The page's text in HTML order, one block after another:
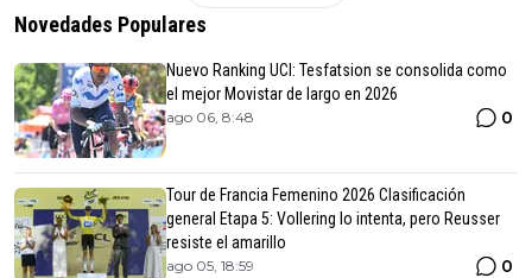
Novedades Populares
Nuevo Ranking UCI: Tesfatsion se consolida como
el mejor Movistar de largo en 2026
ago 06, 8:48 0
Tour de Francia Femenino 2026 Clasificación
general Etapa 5: Vollering lo intenta, pero Reusser
resiste el amarillo
ago 05, 18:59 0